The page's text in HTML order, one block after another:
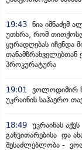
19:43 ნია იმნაძემ
უთხრა, რომ
ყურადღებას იჩენდა
თანამზრახველებთან
პროკურატურა
19:01
ვოლოდიმირ
უკრაინის საჰაერო
18:49 უკრაინას
განვითარებისა და
შესაძლებლობა -